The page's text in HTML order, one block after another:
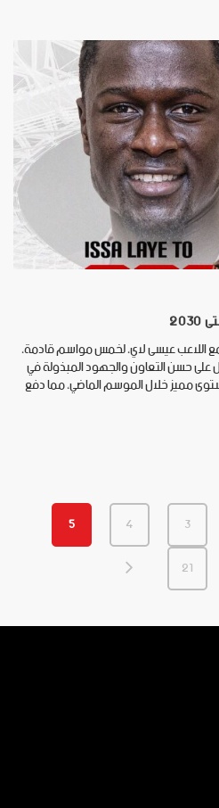
مع اللاعب عيسى لاي، لخمس مواسم قادمة،
لوسيل على حسن التعاون والجهود المبذولة في
مميز خلال الموسم الماضي، مما دفع
3
4
5
21